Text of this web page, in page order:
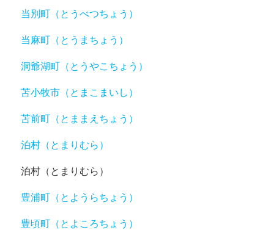
当別町（とうべつちょう）
当麻町（とうまちょう）
洞爺湖町（とうやこちょう）
苫小牧市（とまこまいし）
苫前町（とままえちょう）
泊村（とまりむら）
泊村（とまりむら）
豊浦町（とようらちょう）
豊頃町（とよころちょう）